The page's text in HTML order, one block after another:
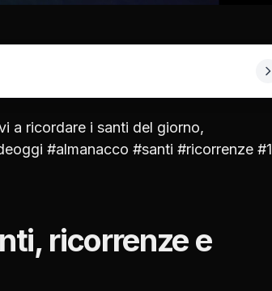
a ricordare i santi del giorno,
#almanacco #santi #ricorrenze #1
ricorrenze e